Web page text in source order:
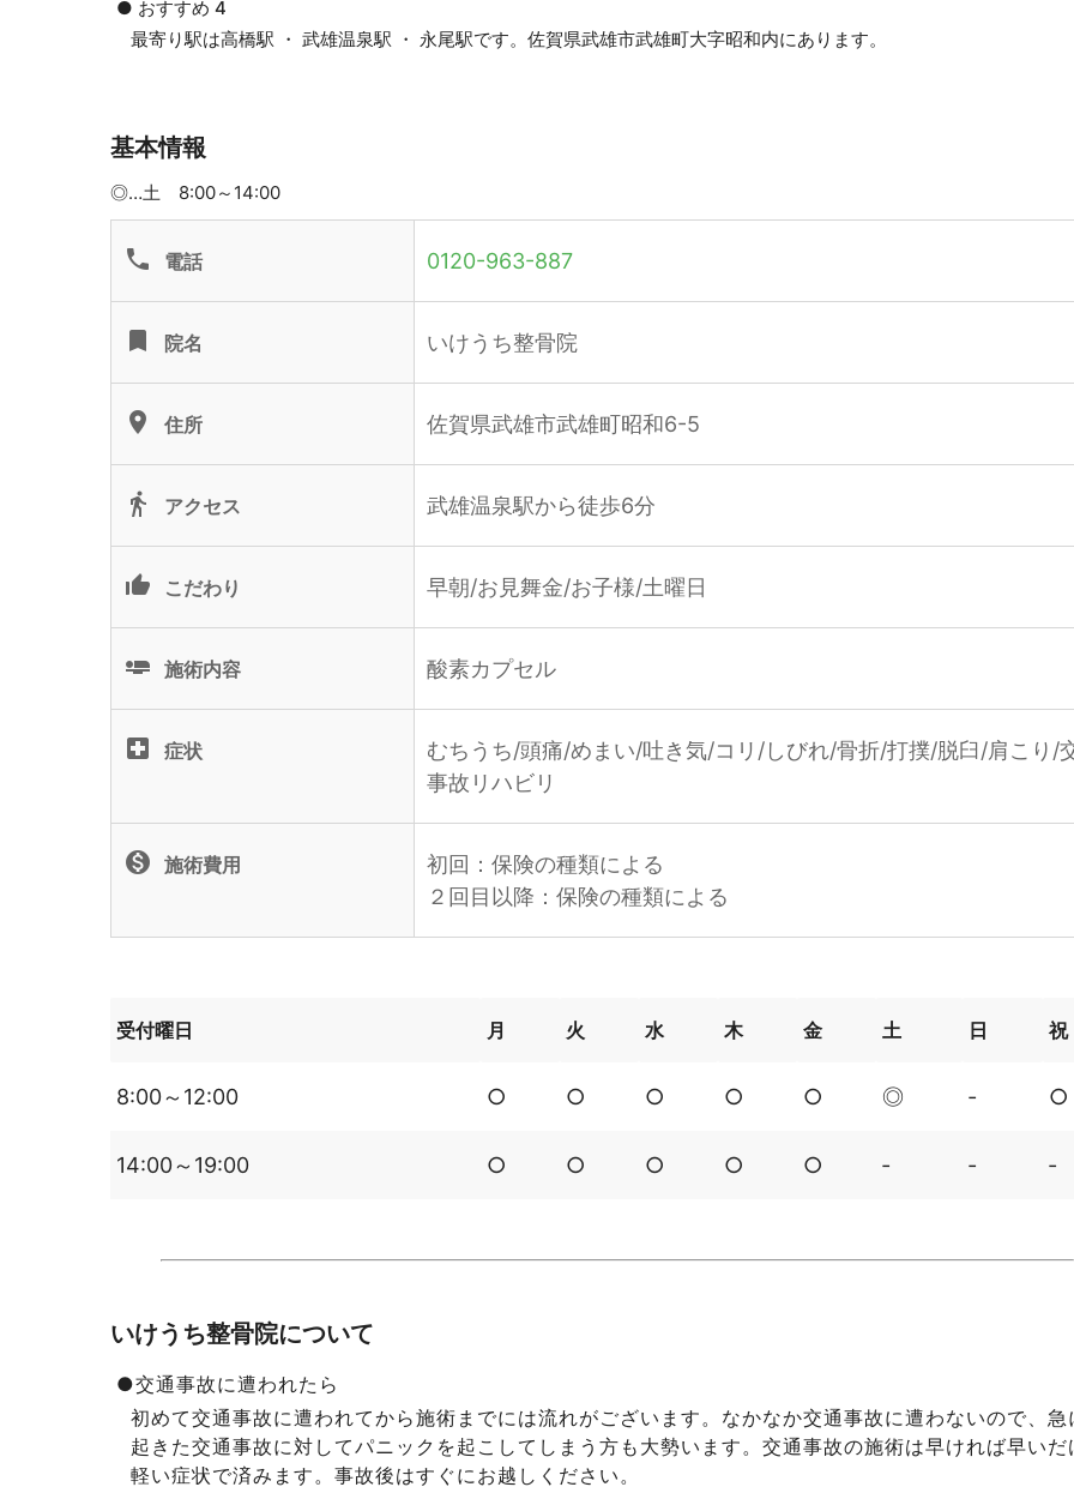
● おすすめ 4
最寄り駅は高橋駅 ・ 武雄温泉駅 ・ 永尾駅です。佐賀県武雄市武雄町大字昭和内にあります。
基本情報
◎…土 8:00～14:00
phone 電話 0120-963-887
turned_in 院名 いけうち整骨院
location_on 住所 佐賀県武雄市武雄町昭和6-5
directions_walk アクセス 武雄温泉駅から徒歩6分
thumb_up_alt こだわり 早朝/お見舞金/お子様/土曜日
airline_seat_flat 施術内容 酸素カプセル
local_hospital 症状
むちうち/頭痛/めまい/吐き気/コリ/しびれ/骨折/打撲/脱臼/肩こり/
事故リハビリ
monetization_on 施術費用
初回：保険の種類による
２回目以降：保険の種類による
受付曜日 月 火 水 木 金 土 日 祝
8:00～12:00 ○ ○ ○ ○ ○ ◎ ‐ ○
14:00～19:00 ○ ○ ○ ○ ○ ‐ ‐ ‐
いけうち整骨院について
●交通事故に遭われたら
初めて交通事故に遭われてから施術までには流れがございます。なかなか交通事故に遭わないので、急
起きた交通事故に対してパニックを起こしてしまう方も大勢います。交通事故の施術は早ければ早いだ
軽い症状で済みます。事故後はすぐにお越しください。